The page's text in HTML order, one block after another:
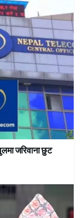
जरिवाना छुट